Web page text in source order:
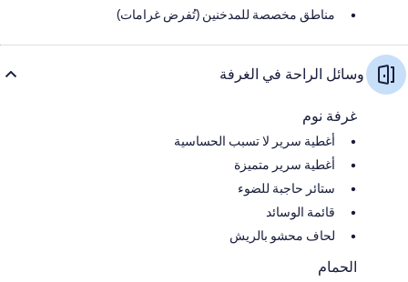
مناطق مخصصة للمدخنين (تُفرض غرامات)
وسائل الراحة في الغرفة
غرفة نوم
أغطية سرير لا تسبب الحساسية
أغطية سرير متميزة
ستائر حاجبة للضوء
قائمة الوسائد
لحاف محشو بالريش
الحمام